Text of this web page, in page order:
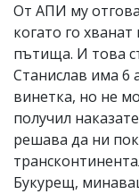
От АПИ му
когато го
пътища. И това
Станислав има 6
винетка, но не
получил
решава да ни
Букурещ,